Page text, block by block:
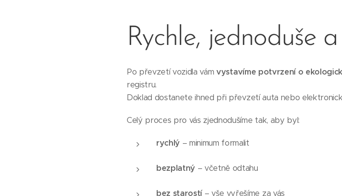
Rychle, jednoduše
Po převzetí vozidla vámvystavíme potvrzení o
registru.
Doklad dostanete ihned při převzetí auta nebo
Celý proces pro vás zjednodušíme tak, aby byl:
rychlý – minimum formalit
bezplatný – včetně odtahu
bez starostí– vše vyřešíme za vás